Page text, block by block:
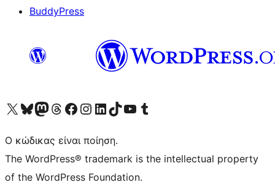
BuddyPress
Visit our X (formerly Twitter) account
Visit our Bluesky account
Επισκεφθείτε τον λογαριασμό μας στο Mastodon
Visit our Threads account
Επισκεφτείτε τη σελίδα μας στο Facebook
Επισκεφθείτε τον λογαριασμό μας Instagram
Επισκεφθείτε τον λογαριασμό μας LinkedIn
Visit our TikTok account
Visit our YouTube channel
Visit our Tumblr account
Ο κώδικας είναι ποίηση.
The WordPress® trademark is the intellectual property
of the WordPress Foundation.